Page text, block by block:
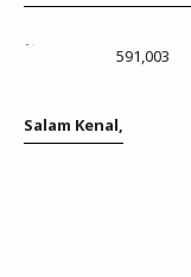
591,003
Salam Kenal,